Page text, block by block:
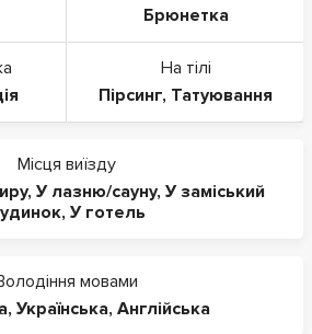
Брюнетка
На тілі
Пірсинг, Татуювання
Місця виїзду
, У лазню/сауну, У заміський
, У готель
мовами
, Українська, Англійська